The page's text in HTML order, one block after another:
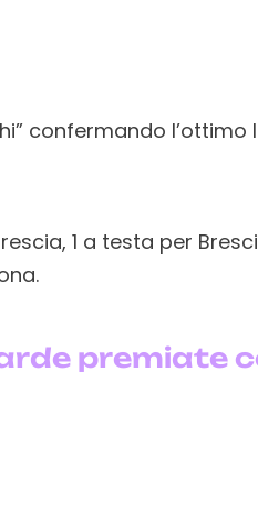
confermando
1 a testa per
premiate